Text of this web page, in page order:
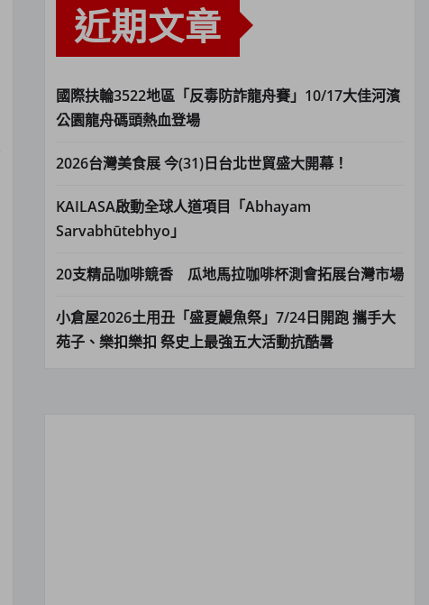
近期文章
國際扶輪3522地區「反毒防詐龍舟賽」10/17大佳河濱
公園龍舟碼頭熱血登場
2026台灣美食展 今(31)日台北世貿盛大開幕！
KAILASA啟動全球人道項目「Abhayam
Sarvabhūtebhyo」
20支精品咖啡競香 瓜地馬拉咖啡杯測會拓展台灣市場
小倉屋2026土用丑「盛夏鰻魚祭」7/24日開跑 攜手大
苑子、樂扣樂扣 祭史上最強五大活動抗酷暑